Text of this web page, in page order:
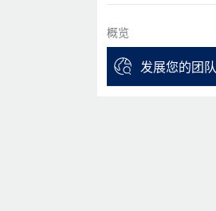
概览
发展您的团队